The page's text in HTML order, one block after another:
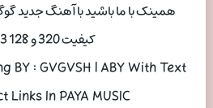
همینک با ما باشید با آهنگ جدید
کیفیت 320 و 128 MP3
BY : GVGVSH | ABY With Text
Links In PAYA MUSIC